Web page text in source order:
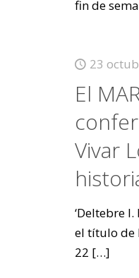
fin de
23
El
Vivar
‘Deltebre
el título de
22 […]